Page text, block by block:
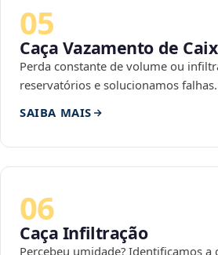
05
Caça Vazamento de
Perda constante de volume ou
reservatórios e solucionamos falhas.
SAIBA MAIS
06
Caça Infiltração
Percebeu umidade? Identificamos